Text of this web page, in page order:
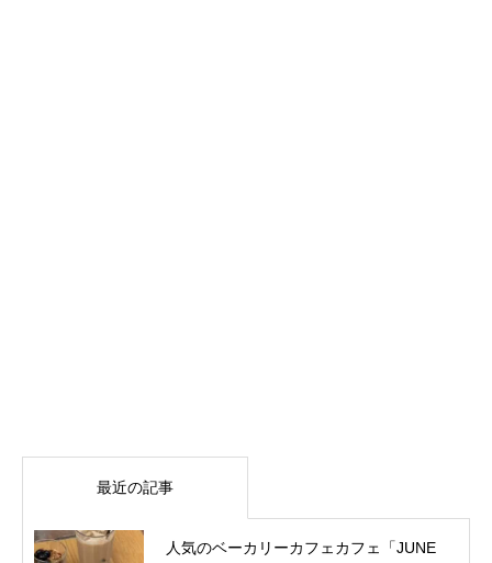
最近の記事
人気のベーカリーカフェカフェ「JUNE